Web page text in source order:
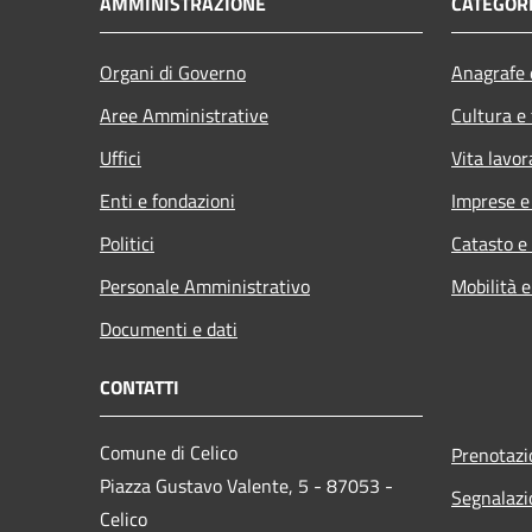
Organi di Governo
Aree Amministrative
Uffici
Enti e fondazioni
Politici
Personale Amministrativo
Documenti e dati
Cultura
Vita
Imprese
Catasto
Mobilità
CONTATTI
Comune di Celico
Piazza Gustavo Valente, 5 - 87053 -
Celico